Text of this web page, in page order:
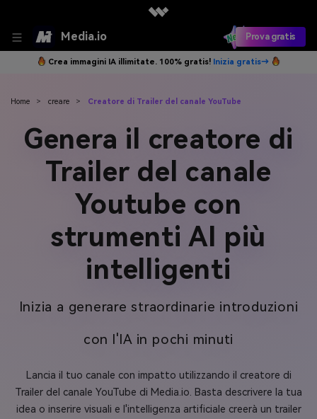
Media.io Prova gratis
Crea immagini IA illimitate. 100% gratis! Inizia gratis→
Home > creare > Creatore di Trailer del canale YouTube
Genera il creatore di
Trailer del canale
Youtube con
strumenti AI più
intelligenti
Inizia a generare straordinarie introduzioni
con l'IA in pochi minuti
Lancia il tuo canale con impatto utilizzando il creatore di
Trailer del canale YouTube di Media.io. Basta descrivere la tua
idea o inserire visuali e l'intelligenza artificiale creerà un trailer